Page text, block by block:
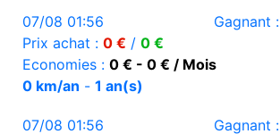
07/08 01:56 Gagnant :
Prix achat : 0 € / 0 €
Economies : 0 € - 0 € / Mois
0 km/an - 1 an(s)
07/08 01:56 Gagnant :